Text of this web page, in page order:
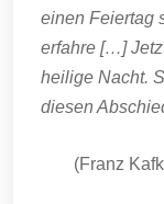
einen Feiertag
erfahre […]
heilige Nacht.
diesen
(Franz